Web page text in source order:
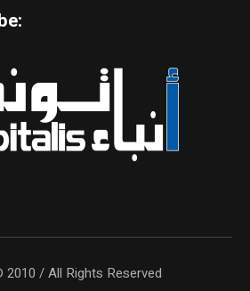
2010 / All Rights Reserved